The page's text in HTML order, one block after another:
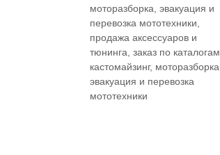
моторазборка, эвакуация и
перевозка мототехники,
продажа аксессуаров и
тюнинга, заказ по каталогам,
кастомайзинг, моторазборка,
эвакуация и перевозка
мототехники